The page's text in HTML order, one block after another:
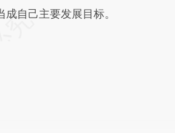
成自己主要发展目标。